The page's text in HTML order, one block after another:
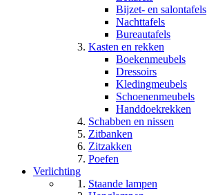
Bijzet- en salontafels
Nachttafels
Bureautafels
Kasten en rekken
Boekenmeubels
Dressoirs
Kledingmeubels
Schoenenmeubels
Handdoekrekken
Schabben en nissen
Zitbanken
Zitzakken
Poefen
Verlichting
Staande lampen